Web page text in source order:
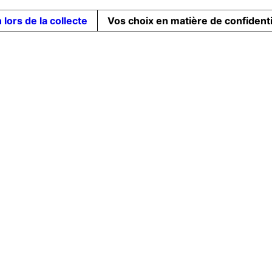
lors de la collecte Vos choix en matière de